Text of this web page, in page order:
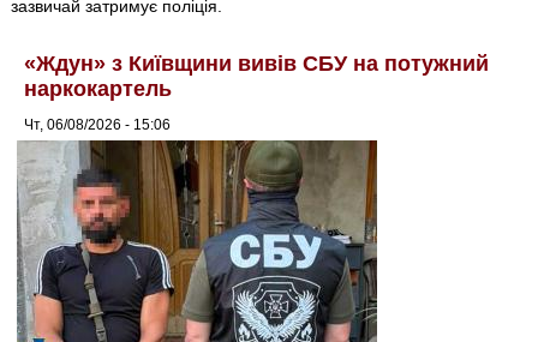
зазвичай затримує поліція.
«Ждун» з Київщини вивів СБУ на потужний
наркокартель
Чт, 06/08/2026 - 15:06